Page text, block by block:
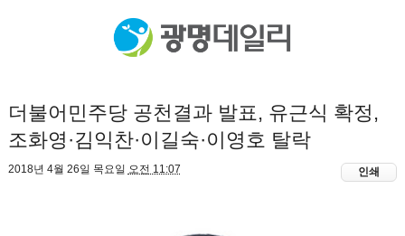
더불어민주당 공천결과 발표, 유근식 확정,
조화영·김익찬·이길숙·이영호 탈락
2018년 4월 26일 목요일 오전 11:07 인쇄